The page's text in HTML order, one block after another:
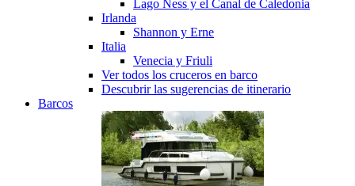
Lago Ness y el Canal de Caledonia
Irlanda
Shannon y Erne
Italia
Venecia y Friuli
Ver todos los cruceros en barco
Descubrir las sugerencias de itinerario
Barcos